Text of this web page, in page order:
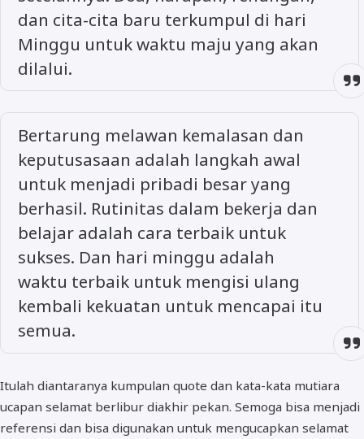
dan cita-cita baru terkumpul di hari
Minggu untuk waktu maju yang akan
dilalui.
Bertarung melawan kemalasan dan
keputusasaan adalah langkah awal
untuk menjadi pribadi besar yang
berhasil. Rutinitas dalam bekerja dan
belajar adalah cara terbaik untuk
sukses. Dan hari minggu adalah
waktu terbaik untuk mengisi ulang
kembali kekuatan untuk mencapai itu
semua.
Itulah diantaranya kumpulan quote dan kata-kata mutiara
ucapan selamat berlibur diakhir pekan. Semoga bisa menjadi
referensi dan bisa digunakan untuk mengucapkan selamat